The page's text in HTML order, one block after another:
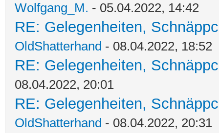
Wolfgang_M. - 05.04.2022, 14:42
RE: Gelegenheiten,
OldShatterhand - 08.04.2022, 18:52
RE: Gelegenheiten,
08.04.2022, 20:01
RE: Gelegenheiten,
OldShatterhand - 08.04.2022, 20:31